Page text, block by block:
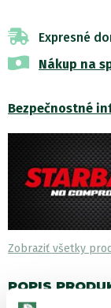
Expresné
Nákup na
Bezpečnostné
Zobraziť všetky
POPIS